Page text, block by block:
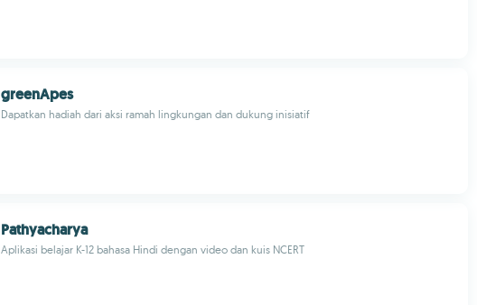
greenApes
Dapatkan hadiah dari aksi ramah lingkungan dan dukung inisiatif
Pathyacharya
Aplikasi belajar K-12 bahasa Hindi dengan video dan kuis NCERT